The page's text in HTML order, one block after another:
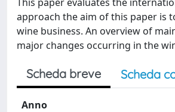
approach the aim of this paper is
wine business. An overview of
major changes occurring in the
Scheda breve Scheda
Anno